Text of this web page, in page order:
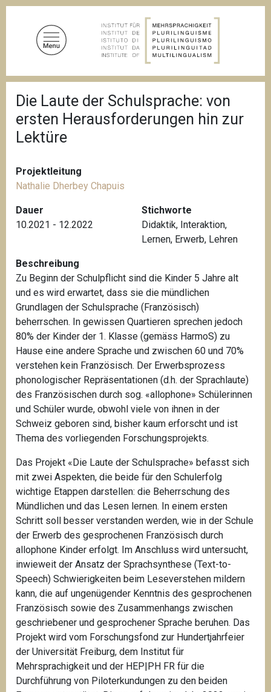
D
f
a
d
n
a
g
a
i
n
Die Laute der Schulsprache: von
ersten Herausforderungen hin zur
Lektüre
Projektleitung
Nathalie Dherbey Chapuis
Dauer
10.2021 - 12.2022
Stichworte
Didaktik, Interaktion,
Lernen, Erwerb, Lehren
Beschreibung
Zu Beginn der Schulpflicht sind die Kinder 5 Jahre alt
und es wird erwartet, dass sie die mündlichen
Grundlagen der Schulsprache (Französisch)
beherrschen. In gewissen Quartieren sprechen jedoch
80% der Kinder der 1. Klasse (gemäss HarmoS) zu
Hause eine andere Sprache und zwischen 60 und 70%
verstehen kein Französisch. Der Erwerbsprozess
phonologischer Repräsentationen (d.h. der Sprachlaute)
des Französischen durch sog. «allophone» Schülerinnen
und Schüler wurde, obwohl viele von ihnen in der
Schweiz geboren sind, bisher kaum erforscht und ist
Thema des vorliegenden Forschungsprojekts.
Das Projekt «Die Laute der Schulsprache» befasst sich
mit zwei Aspekten, die beide für den Schulerfolg
wichtige Etappen darstellen: die Beherrschung des
Mündlichen und das Lesen lernen. In einem ersten
Schritt soll besser verstanden werden, wie in der Schule
der Erwerb des gesprochenen Französisch durch
allophone Kinder erfolgt. Im Anschluss wird untersucht,
inwieweit der Ansatz der Sprachsynthese (Text-to-
Speech) Schwierigkeiten beim Leseverstehen mildern
kann, die auf ungenügender Kenntnis des gesprochenen
Französisch sowie des Zusammenhangs zwischen
geschriebener und gesprochener Sprache beruhen. Das
Projekt wird vom Forschungsfond zur Hundertjahrfeier
der Universität Freiburg, dem Institut für
Mehrsprachigkeit und der HEP|PH FR für die
Durchführung von Piloterkundungen zu den beiden